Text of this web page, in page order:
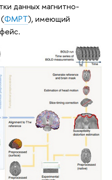
данных магнитно-
ФМРТ), имеющий